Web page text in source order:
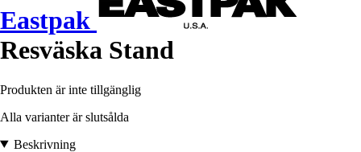
Eastpak
Resväska Stand
Produkten är inte tillgänglig
Alla varianter är slutsålda
Beskrivning